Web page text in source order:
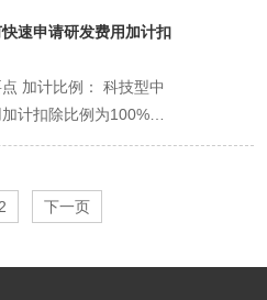
为多个独立空间的条
或有权出租方出具同意
该地址的证明。 各企业
关联关系。 Q4：地址
管部门提交证明材料，申
如已搬迁： 尽快办理
“生产”相关条目。 三、
程示例 以注册“一家新
例： 确定主营行业： 在
服务业”或“互联网和相关
。 补充关联条目： 继续
营销策划”、“会议及展览
要求： 如勾选了“广播电
势 风险隔离（有限责
大 税负可能较低，设立
险 税务处理相对复杂
限责任，风险极高 适合
经营、需对外融资、业务
资规模极小、风险极低、
划扩张的微型业务（如
改造（设备投入补
计（设计费用补贴）。
达到一定规模的企业有
品牌运营、工业设计、
营贡献奖励。对应用自
储管理等技术的企业给
流企业、大型电商的区域
家族内部的股权调整、
层面完成，不影响运营
险隔离： 运营公司的风
每个家族成员。 集中控
家族对运营公司的集中控
必须在《公司章程》中
通常适用于无需固定经营
电子商务： 纯线上经
服务： 咨询、设计、策
输出为主的企业。 软件
等需要固定实体门店、
生影响、涉及行政许可
支付较低的地址托管费，
，税务核定复杂；二是
范围经营被罚。 后果：
款；范围过宽可能影响
请。 避坑指南： 突出
期可能拓展的关联业
坑”：盲目追求“高大上”
上市阻碍的风险： 企业
标或准备上市时，需要
性和合法性。经营范围
为硬伤。 二、规范填写
为未来发展留出空间。
严格使用《国民经济行业
业的法定代表人、负责
、地址失联的严重后果
过随机抽查或根据投诉
注册地址。 通过登记的
影响： 与年报逾期的影
监事：公司的“纪检委”与
督公司财务；对董事、
的行为进行监督；提议
代表公司提起诉讼（在
司利益时）。 独立性要
司的“职业经理人”与受
、副经理、财务负责
有限公司为例） 成立清
解散公司的决议，并在
清理公司资产： 全面清
按法定顺序（清算费
速申请研发费用加计扣
加计比例： 科技型中
计扣除比例为100%，
。 举例： 某企业当年发
不仅可以扣除100万
扣除100万元，即税前
下一页